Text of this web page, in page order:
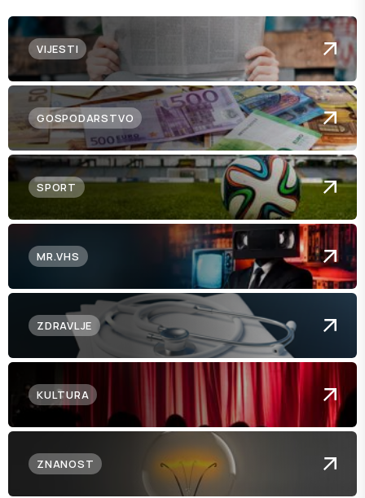
VIJESTI
GOSPODARSTVO
SPORT
MR.VHS
ZDRAVLJE
KULTURA
ZNANOST